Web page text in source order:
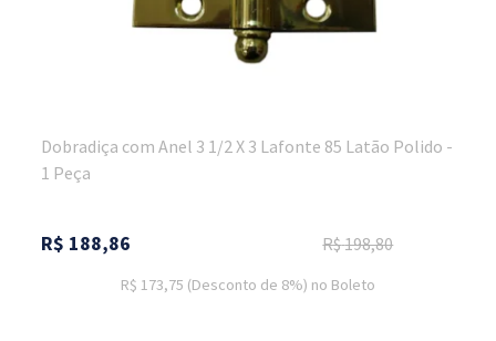
Dobradiça com Anel 3 1/2 X 3 Lafonte 85 Latão Polido -
1 Peça
R$198,80
R$ 188,86
R$ 173,75 (Desconto de 8%) no Boleto